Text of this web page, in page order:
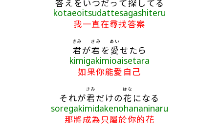
答えをいつだって探 してる
kotaeoitsudattesagashiteru
我一直在尋找答案
君
きみ
が君
きみ
を 愛
あい
せたら
kimigakimioaisetara
如果你能愛自己
それが君
きみ
だけの花
はな
になる
soregakimidakenohananinaru
那將成為只屬於你的花